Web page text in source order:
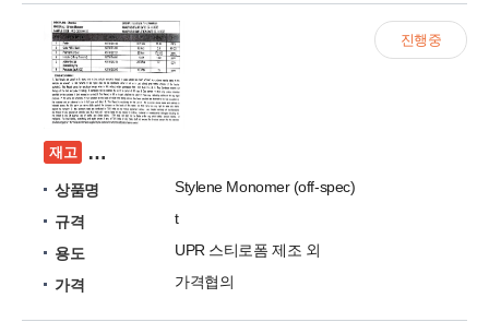
재고 선박탱크에 적재되어있는 Stylene Monomer
상품명
Stylene Monomer (off-spec)
규격
t
용도
UPR 스티로폼 제조 외
가격
가격협의
진행중